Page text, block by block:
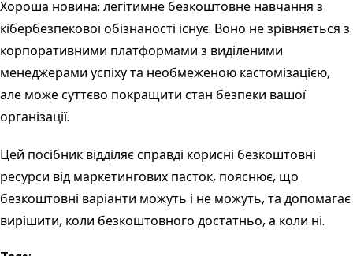
Хороша новина: легітимне безкоштовне навчання з
кібербезпекової обізнаності існує. Воно не зрівняється з
корпоративними платформами з виділеними
менеджерами успіху та необмеженою кастомізацією,
але може суттєво покращити стан безпеки вашої
організації.
Цей посібник відділяє справді корисні безкоштовні
ресурси від маркетингових пасток, пояснює, що
безкоштовні варіанти можуть і не можуть, та допомагає
вирішити, коли безкоштовного достатньо, а коли ні.